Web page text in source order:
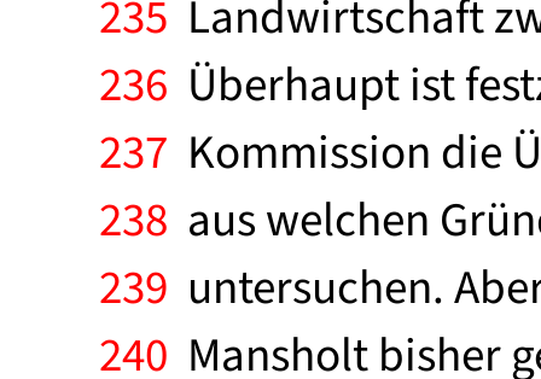
235 Landwirtschaft
236 Überhaupt ist
237 Kommission die
238 aus welchen
239 untersuchen.
240 Mansholt bisher